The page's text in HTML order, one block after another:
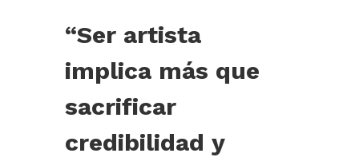
“Ser artista
implica más que
sacrificar
credibilidad y